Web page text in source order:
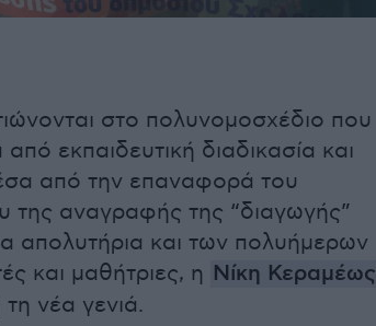
στο πολυνομοσχέδιο που
εκπαιδευτική διαδικασία και
από την επαναφορά του
της αναγραφής της “διαγωγής”
απολυτήρια και των πολυήμερων
και μαθήτριες, η Νίκη Κεραμέως
τη νέα γενιά.